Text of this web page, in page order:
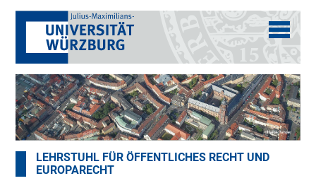
LEHRSTUHL FÜR ÖFFENTLICHES RECHT UND
EUROPARECHT